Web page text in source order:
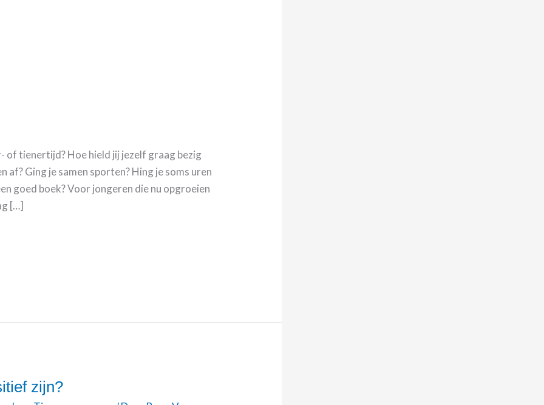
of tienertijd? Hoe hield jij jezelf graag bezig
af? Ging je samen sporten? Hing je soms uren
goed boek? Voor jongeren die nu opgroeien
[…]
zijn?